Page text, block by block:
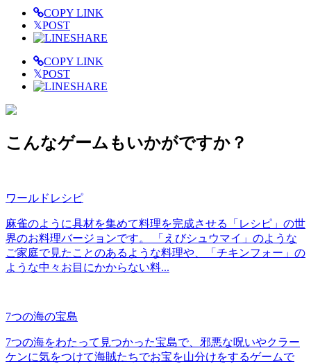
COPY LINK
𝕏POST
SHARE
COPY LINK
𝕏POST
SHARE
こんなゲームもいかがですか？
ワールドレシピ
麻雀のように具材を集めて料理を完成させる「レシピ」の世
界のお料理バージョンです。 「えびシュウマイ」のような
ご家庭で見たことのあるような料理や、「チキンフォー」の
ような中々お目にかからない料...
7つの海の宝島
7つの海をわたって見つかった宝島で、邪悪な呪いやクラー
ケンに気をつけて海賊たちでお宝を山分けをするゲームで